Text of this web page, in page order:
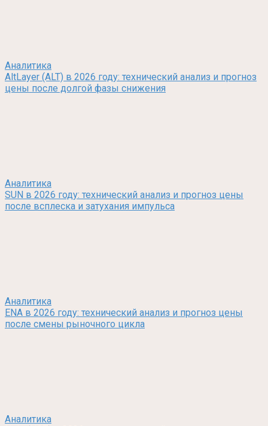
Аналитика
AltLayer (ALT) в 2026 году: технический анализ и прогноз
цены после долгой фазы снижения
Аналитика
SUN в 2026 году: технический анализ и прогноз цены
после всплеска и затухания импульса
Аналитика
ENA в 2026 году: технический анализ и прогноз цены
после смены рыночного цикла
Аналитика